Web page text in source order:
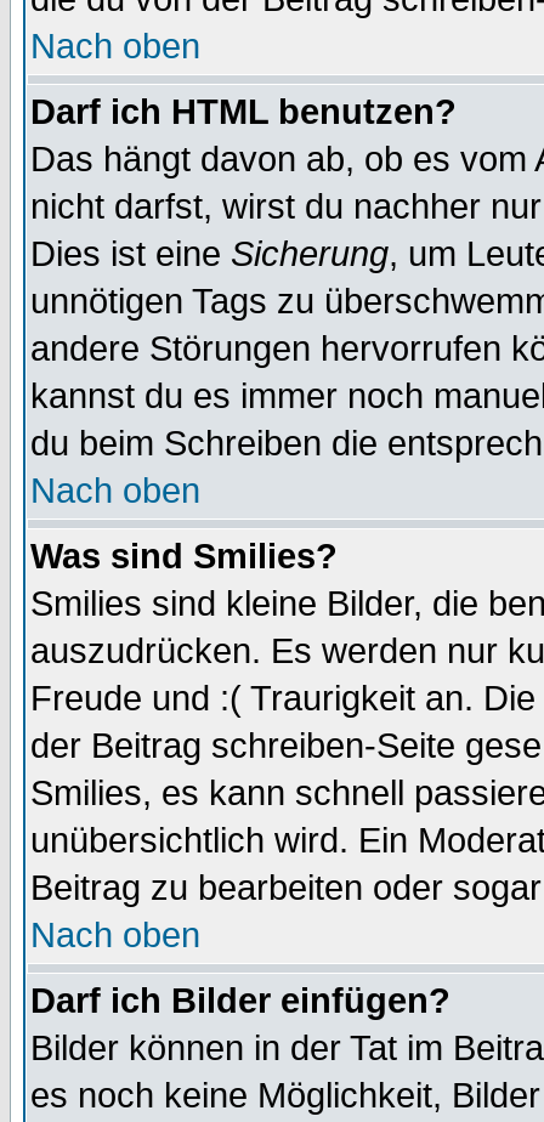
Nach oben
Darf ich HTML benutzen?
Das hängt davon ab, ob es
nicht darfst, wirst du nachher
Dies ist eine Sicherung, um
unnötigen Tags zu
andere Störungen hervorrufen
kannst du es immer noch
du beim Schreiben die
Nach oben
Was sind Smilies?
Smilies sind kleine Bilder, die
auszudrücken. Es werden nur
Freude und :( Traurigkeit an.
der Beitrag schreiben-Seite
Smilies, es kann schnell
unübersichtlich wird. Ein
Beitrag zu bearbeiten oder
Nach oben
Darf ich Bilder einfügen?
Bilder können in der Tat im
es noch keine Möglichkeit,